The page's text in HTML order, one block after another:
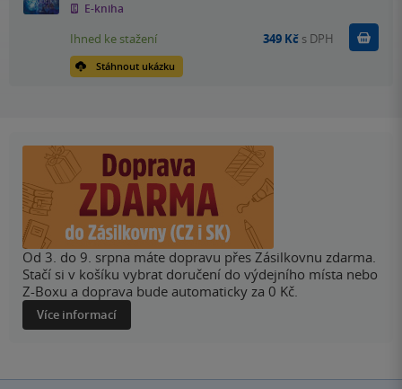
E-kniha
Stáhnout ukázku
Ihned ke stažení 349 Kč s DPH Koupit
Od 3. do 9. srpna máte dopravu přes Zásilkovnu zdarma.
Stačí si v košíku vybrat doručení do výdejního místa nebo
Z-Boxu a doprava bude automaticky za 0 Kč.
Více informací